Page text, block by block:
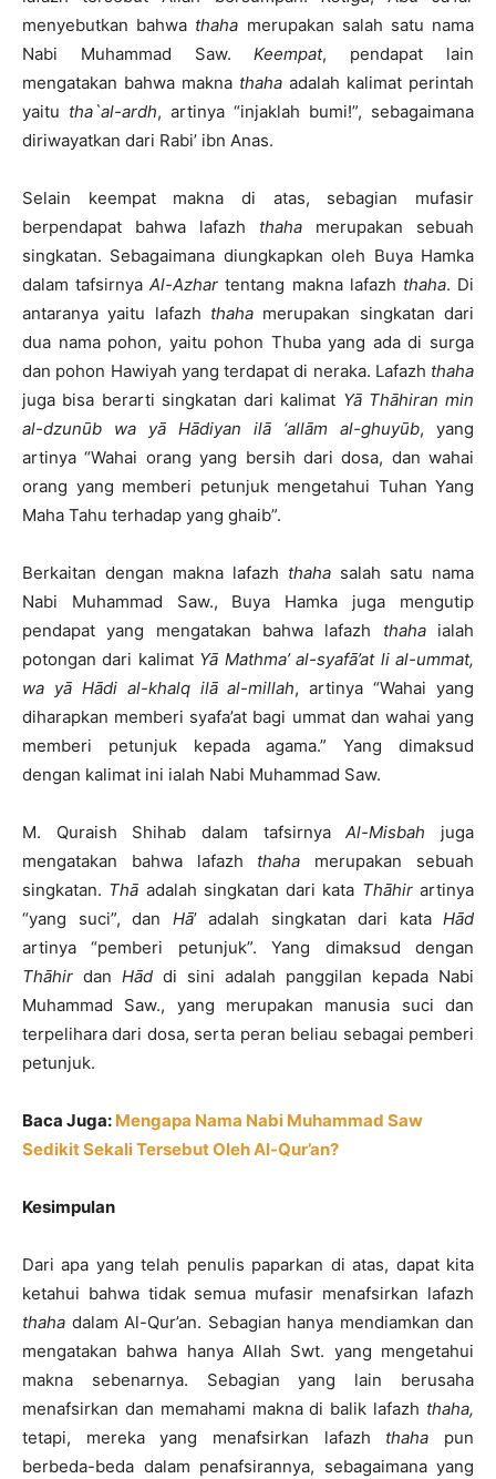
menyebutkan bahwa thaha merupakan salah satu nama
Nabi Muhammad Saw.Keempat, pendapat lain
mengatakan bahwa makna thaha adalah kalimat perintah
yaitu tha`al-ardh, artinya “injaklah bumi!”, sebagaimana
diriwayatkan dari Rabi’ ibn Anas.
Selain keempat makna di atas, sebagian mufasir
berpendapat bahwa lafazh thaha merupakan sebuah
singkatan. Sebagaimana diungkapkan oleh Buya Hamka
dalam tafsirnyaAl-Azhartentang makna lafazh thaha. Di
antaranya yaitu lafazh thaha merupakan singkatan dari
dua nama pohon, yaitu pohon Thuba yang ada di surga
dan pohon Hawiyah yang terdapat di neraka. Lafazh thaha
juga bisa berarti singkatan dari kalimat Yā Thāhiran min
al-dzunūb wa yā Hādiyan ilā ‘allām al-ghuyūb, yang
artinya “Wahai orang yang bersih dari dosa, dan wahai
orang yang memberi petunjuk mengetahui Tuhan Yang
Maha Tahu terhadap yang ghaib”.
Berkaitan dengan makna lafazh thaha salah satu nama
Nabi Muhammad Saw., Buya Hamka juga mengutip
pendapat yang mengatakan bahwa lafazh thaha ialah
potongan dari kalimat Yā Mathma’ al-syafā’at li al-ummat,
wa yā Hādi al-khalq ilā al-millah, artinya “Wahai yang
diharapkan memberi syafa’at bagi ummat dan wahai yang
memberi petunjuk kepada agama.” Yang dimaksud
dengan kalimat ini ialah Nabi Muhammad Saw.
M. Quraish Shihab dalam tafsirnyaAl-Misbah juga
mengatakan bahwa lafazh thaha merupakan sebuah
singkatan. Thā adalah singkatan dari kata Thāhirartinya
“yang suci”, dan Hā’ adalah singkatan dari kata Hād
artinya “pemberi petunjuk”. Yang dimaksud dengan
Thāhir dan Hād di sini adalah panggilan kepada Nabi
Muhammad Saw., yang merupakan manusia suci dan
terpelihara dari dosa, serta peran beliau sebagai pemberi
petunjuk.
Baca Juga: Mengapa Nama Nabi Muhammad Saw
Sedikit Sekali Tersebut Oleh Al-Qur’an?
Kesimpulan
Dari apa yang telah penulis paparkan di atas, dapat kita
ketahui bahwa tidak semua mufasir menafsirkan lafazh
thaha dalam Al-Qur’an. Sebagian hanya mendiamkan dan
mengatakan bahwa hanya Allah Swt. yang mengetahui
makna sebenarnya. Sebagian yang lain berusaha
menafsirkan dan memahami makna di balik lafazh thaha,
tetapi, mereka yang menafsirkan lafazh thaha pun
berbeda-beda dalam penafsirannya, sebagaimana yang